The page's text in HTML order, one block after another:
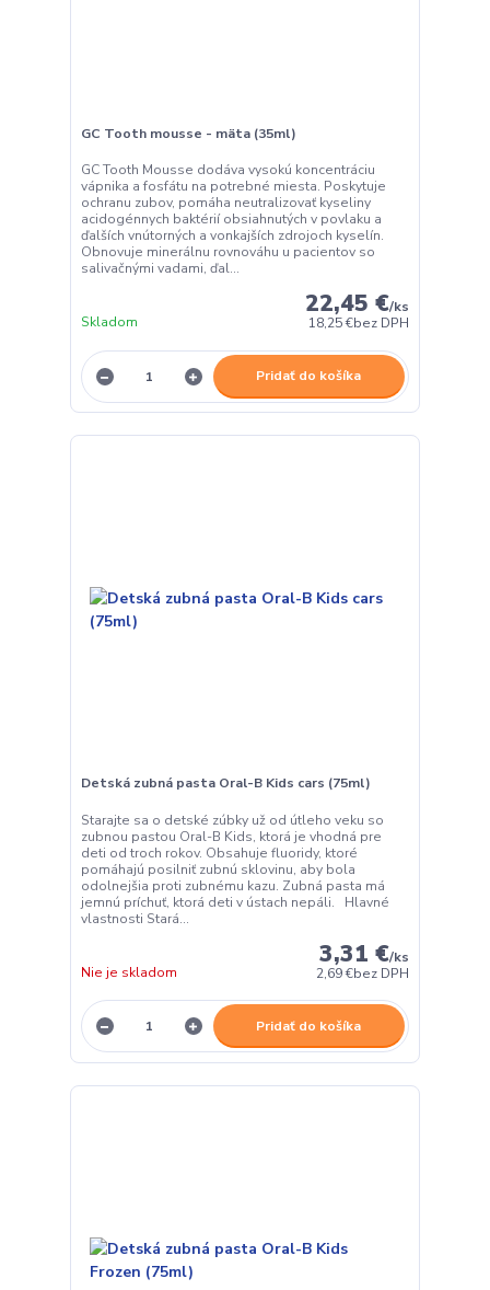
GC Tooth mousse - mäta (35ml)
GC Tooth Mousse dodáva vysokú koncentráciu
vápnika a fosfátu na potrebné miesta. Poskytuje
ochranu zubov, pomáha neutralizovať kyseliny
acidogénnych baktérií obsiahnutých v povlaku a
ďalších vnútorných a vonkajších zdrojoch kyselín.
Obnovuje minerálnu rovnováhu u pacientov so
salivačnými vadami, ďal...
22,45 €/ks
18,25 €bez DPH
Skladom
Pridať do košíka
Detská zubná pasta Oral-B Kids cars (75ml)
Starajte sa o detské zúbky už od útleho veku so
zubnou pastou Oral-B Kids, ktorá je vhodná pre
deti od troch rokov. Obsahuje fluoridy, ktoré
pomáhajú posilniť zubnú sklovinu, aby bola
odolnejšia proti zubnému kazu. Zubná pasta má
jemnú príchuť, ktorá deti v ústach nepáli. Hlavné
vlastnosti Stará...
3,31 €/ks
2,69 €bez DPH
Nie je skladom
Pridať do košíka